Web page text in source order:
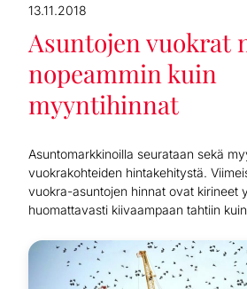
13.11.2018
Asuntojen vuokrat
nopeammin kuin
myyntihinnat
Asuntomarkkinoilla seurataan sekä
vuokrakohteiden hintakehitystä.
vuokra-asuntojen hinnat ovat kirineet
huomattavasti kiivaampaan tahtiin